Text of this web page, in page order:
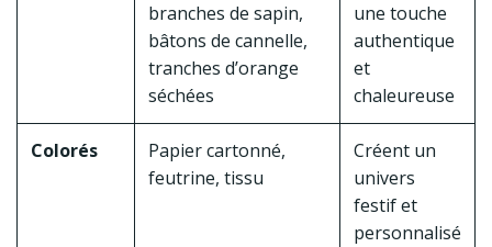
branches de sapin,
bâtons de cannelle,
tranches d’orange
séchées
une touche
authentique
et
chaleureuse
Colorés
Papier cartonné,
feutrine, tissu
Créent un
univers
festif et
personnalisé